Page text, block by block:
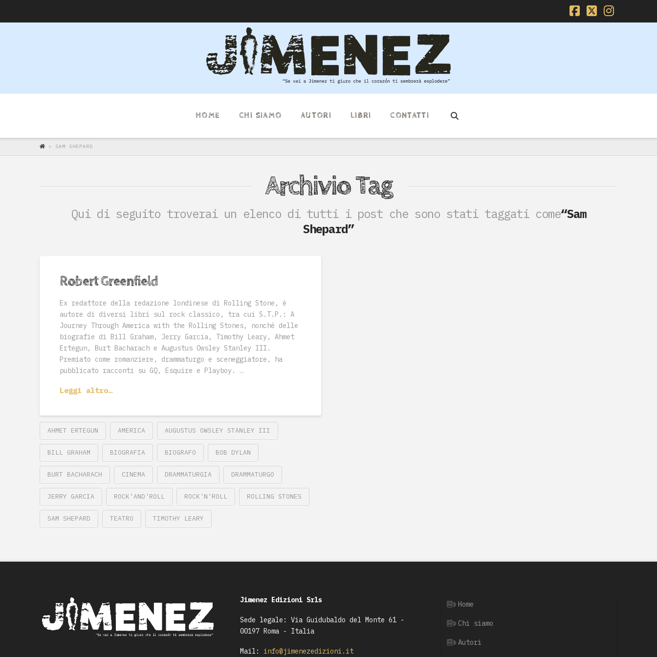
Facebook
X
HOME CHI SIAMO AUTORI LIBRI CONTATTI
> SAM SHEPARD
Archivio Tag
Qui di seguito troverai un elenco di tutti i post che sono stati taggati come“Sam
Shepard”
Robert Greenfield
Ex redattore della redazione londinese di Rolling Stone, è
autore di diversi libri sul rock classico, tra cui S.T.P.: A
Journey Through America with the Rolling Stones, nonché delle
biografie di Bill Graham, Jerry Garcia, Timothy Leary, Ahmet
Ertegun, Burt Bacharach e Augustus Owsley Stanley III.
Premiato come romanziere, drammaturgo e sceneggiatore, ha
pubblicato racconti su GQ, Esquire e Playboy. …
Leggi altro…
AHMET ERTEGUN AMERICA AUGUSTUS OWSLEY STANLEY III
BILL GRAHAM BIOGRAFIA BIOGRAFO BOB DYLAN
BURT BACHARACH CINEMA DRAMMATURGIA DRAMMATURGO
JERRY GARCIA ROCK'AND'ROLL ROCK'N'ROLL ROLLING STONES
SAM SHEPARD TEATRO TIMOTHY LEARY
Jimenez Edizioni Srls
Sede legale: Via Guidubaldo del Monte 61 -
00197 Roma - Italia
Mail: info@jimenezedizioni.it
Home
Chi siamo
Autori